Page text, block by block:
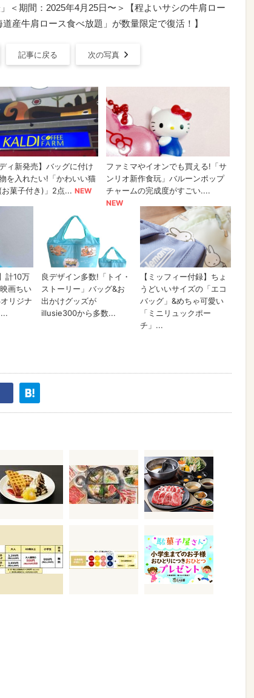
＜期間：2025年4月25日〜＞【程よいサシの牛肩ロー
産牛肩ロース食べ放題」が数量限定で復活！】
記事に戻る 次の写真